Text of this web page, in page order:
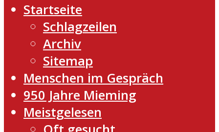
Startseite
Schlagzeilen
Archiv
Sitemap
Menschen im Gespräch
950 Jahre Mieming
Meistgelesen